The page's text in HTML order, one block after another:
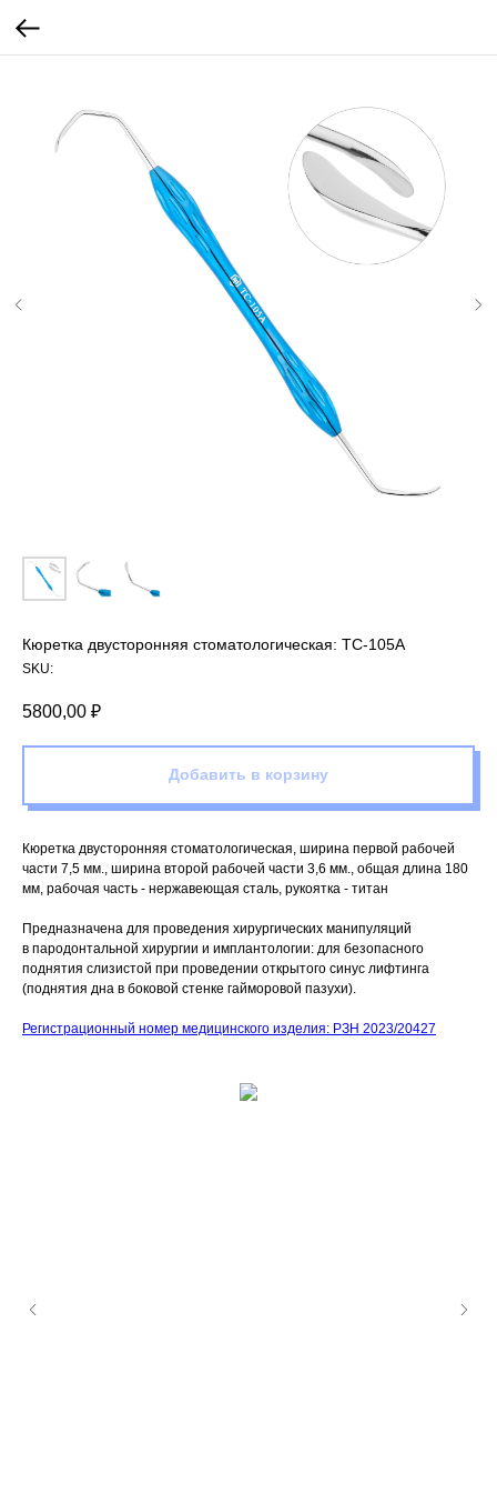
Кюретка двусторонняя стоматологическая: TC-105A
SKU:
5800,00 ₽
Добавить в корзину
Кюретка двусторонняя стоматологическая, ширина первой рабочей
части 7,5 мм., ширина второй рабочей части 3,6 мм., общая длина 180
мм, рабочая часть - нержавеющая сталь, рукоятка - титан
Предназначена для проведения хирургических манипуляций
в пародонтальной хирургии и имплантологии: для безопасного
поднятия слизистой при проведении открытого синус лифтинга
(поднятия дна в боковой стенке гайморовой пазухи).
Регистрационный номер медицинского изделия: РЗН 2023/20427